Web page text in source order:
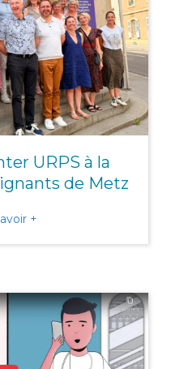
URPS à la
de Metz
+